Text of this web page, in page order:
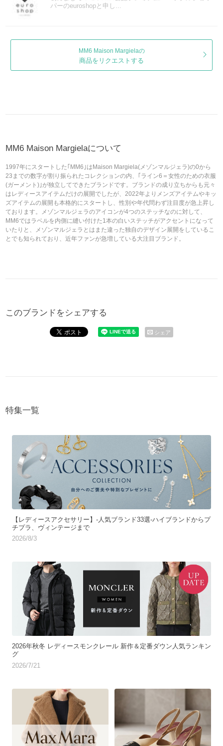
パーのeuroshopと申し...
MM6 Maison Margielaの
商品をリクエストする
MM6 Maison Margielaについて
1997年にスタートした｢MM6｣はMaison Margiela(メゾンマルジェラ)の0から
23までの数字が割り振られたコレクションの内、｢ライン6＝女性のための衣服
(ガーメント)｣が独立してできたブランドです。ブランドの成り立ちからも元々
はレディースアイテムだけの展開でしたが、2022年よりメンズアイテムやキッ
ズアイテムの展開も本格的にスタートし、性別や年代問わず注目度が急上昇し
ております。メゾンマルジェラのアイコンが4つのステッチなのに対して、
MM6ではラベルを内側に縫い付けた1本の白いステッチがアクセントになって
いたりと、メゾンマルジェラとはまた違った独自のデザイン展開をしているこ
とでも知られており、近年ファンが急増している大注目ブランド。
このブランドをシェアする
シェア
特集一覧
【レディースアクセサリー】-人気ブランド33選-ハイブランドからプ
チプラ、ヴィンテージまで
2026/8/3
2026年秋冬 レディースモンクレール 新作＆定番ダウン人気ランキン
グ
2026/7/21